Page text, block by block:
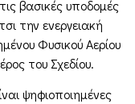
βασικές υποδομές
την ενεργειακή
Φυσικού Αερίου
του Σχεδίου.
ψηφιοποιημένες